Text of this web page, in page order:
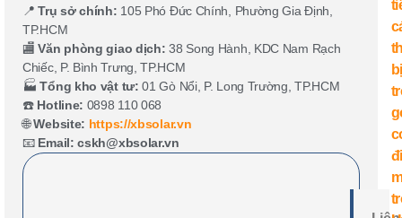
📍Trụ sở chính: 105 Phó Đức Chính, Phường Gia Định,
TP.HCM
🏬Văn phòng giao dịch: 38 Song Hành, KDC Nam Rạch
Chiếc, P. Bình Trưng, TP.HCM
🏭Tổng kho vật tư: 01 Gò Nổi, P. Long Trường, TP.HCM
☎️ Hotline: 0898 110 068
🌐Website: https://xbsolar.vn
📧 Email: cskh@xbsolar.vn